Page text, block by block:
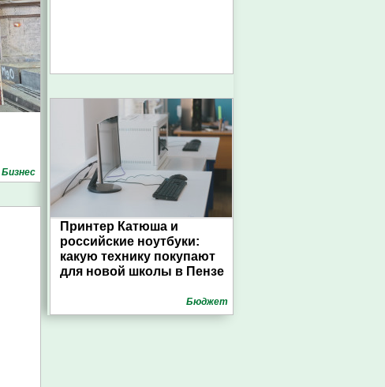
Бизнес
Принтер Катюша и
российские ноутбуки:
какую технику покупают
для новой школы в Пензе
Бюджет